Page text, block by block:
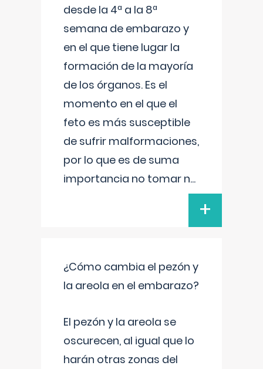
desde la 4ª a la 8ª
semana de embarazo y
en el que tiene lugar la
formación de la mayoría
de los órganos. Es el
momento en el que el
feto es más susceptible
de sufrir malformaciones,
por lo que es de suma
importancia no tomar n...
+
¿Cómo cambia el pezón y
la areola en el embarazo?
El pezón y la areola se
oscurecen, al igual que lo
harán otras zonas del